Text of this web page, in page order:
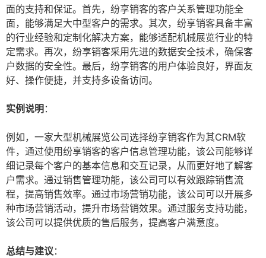
面的支持和保证。首先，纷享销客的客户关系管理功能全
面，能够满足大中型客户的需求。其次，纷享销客具备丰富
的行业经验和定制化解决方案，能够适配机械展览行业的特
定需求。再次，纷享销客采用先进的数据安全技术，确保客
户数据的安全性。最后，纷享销客的用户体验良好，界面友
好、操作便捷，并支持多设备访问。
实例说明 ：
例如，一家大型机械展览公司选择纷享销客作为其CRM软
件，通过使用纷享销客的客户信息管理功能，该公司能够详
细记录每个客户的基本信息和交互记录，从而更好地了解客
户需求。通过销售管理功能，该公司可以有效跟踪销售流
程，提高销售效率。通过市场营销功能，该公司可以开展多
种市场营销活动，提升市场营销效果。通过服务支持功能，
该公司可以提供优质的售后服务，提高客户满意度。
总结与建议：